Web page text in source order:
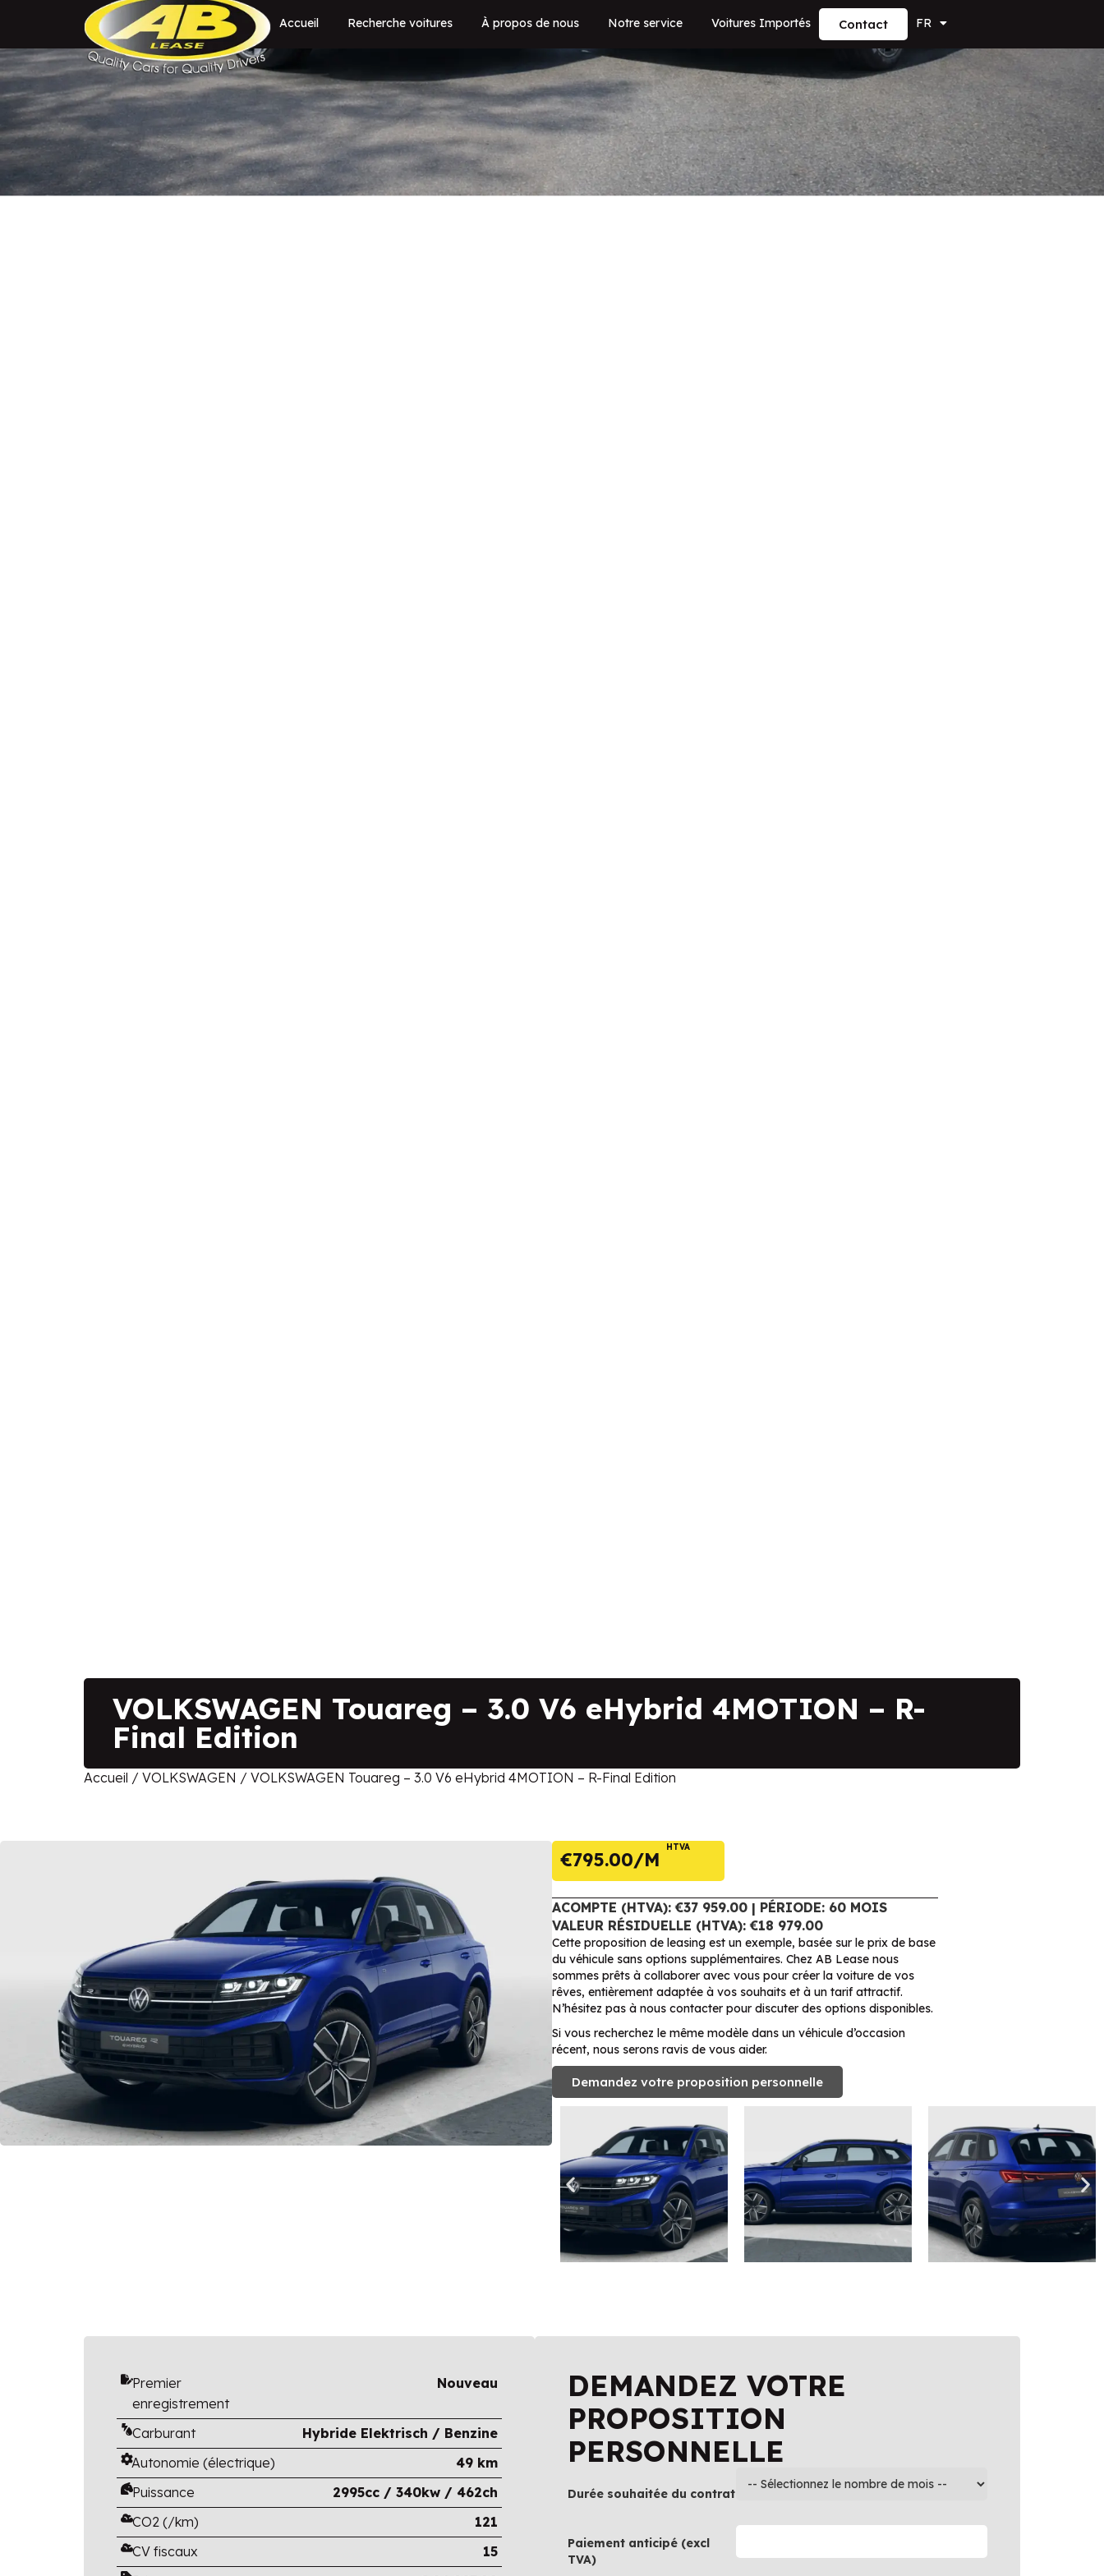
Accueil Recherche voitures À propos de nous Notre service Voitures Importés Contact FR
VOLKSWAGEN Touareg – 3.0 V6 eHybrid 4MOTION – R-
Final Edition
Accueil / VOLKSWAGEN / VOLKSWAGEN Touareg – 3.0 V6 eHybrid 4MOTION – R-Final Edition
€795.00
HTVA
ACOMPTE (HTVA): €37 959.00 | PÉRIODE: 60 MOIS
VALEUR RÉSIDUELLE (HTVA): €18 979.00
Cette proposition de leasing est un exemple, basée sur le prix de base
du véhicule sans options supplémentaires. Chez AB Lease nous
sommes prêts à collaborer avec vous pour créer la voiture de vos
rêves, entièrement adaptée à vos souhaits et à un tarif attractif.
N’hésitez pas à nous contacter pour discuter des options disponibles.
Si vous recherchez le même modèle dans un véhicule d’occasion
récent, nous serons ravis de vous aider.
Demandez votre proposition personnelle
Premier
enregistrement
Nouveau
Carburant
Hybride Elektrisch / Benzine
Autonomie (électrique)
49 km
Puissance
2995cc / 340kw / 462ch
CO2 (/km)
121
CV fiscaux
15
DEMANDEZ VOTRE
PROPOSITION
PERSONNELLE
Durée souhaitée du contrat
Paiement anticipé (excl
TVA)